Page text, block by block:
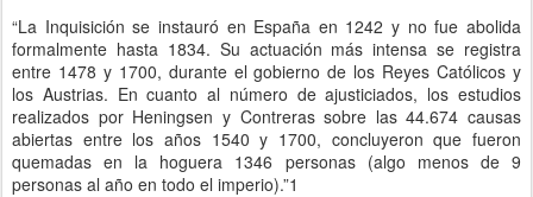
“La Inquisición se instauró en España en 1242 y no fue abolida
formalmente hasta 1834. Su actuación más intensa se registra
entre 1478 y 1700, durante el gobierno de los Reyes Católicos y
los Austrias. En cuanto al número de ajusticiados, los estudios
realizados por Heningsen y Contreras sobre las 44.674 causas
abiertas entre los años 1540 y 1700, concluyeron que fueron
quemadas en la hoguera 1346 personas (algo menos de 9
personas al año en todo el imperio).”1